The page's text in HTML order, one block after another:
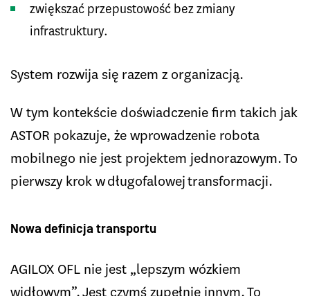
zwiększać przepustowość bez zmiany
infrastruktury.
System rozwija się razem z organizacją.
W tym kontekście doświadczenie firm takich jak
ASTOR pokazuje, że wprowadzenie robota
mobilnego nie jest projektem jednorazowym. To
pierwszy krok w długofalowej transformacji.
Nowa definicja transportu
AGILOX OFL nie jest „lepszym wózkiem